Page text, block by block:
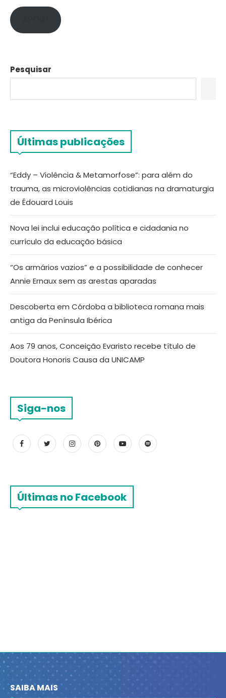
Pesquisar
Últimas publicações
“Eddy – Violência & Metamorfose”: para além do
trauma, as microviolências cotidianas na dramaturgia
de Édouard Louis
Nova lei inclui educação política e cidadania no
currículo da educação básica
“Os armários vazios” e a possibilidade de conhecer
Annie Ernaux sem as arestas aparadas
Descoberta em Córdoba a biblioteca romana mais
antiga da Península Ibérica
Aos 79 anos, Conceição Evaristo recebe título de
Doutora Honoris Causa da UNICAMP
Siga-nos
Últimas no Facebook
SAIBA MAIS